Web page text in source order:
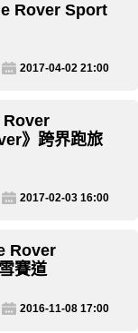
Rover Sport
2017-04-02 21:00
Rover
》跨界跑旅
2017-02-03 16:00
Rover
賽道
2016-11-08 17:00